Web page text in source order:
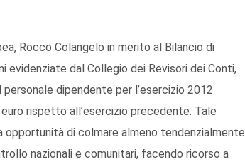
Rocco Colangelo in merito al Bilancio di
evidenziate dal Collegio dei Revisori dei Conti,
dipendente per l’esercizio 2012
rispetto all’esercizio precedente. Tale
di colmare almeno tendenzialmente
nazionali e comunitari, facendo ricorso a